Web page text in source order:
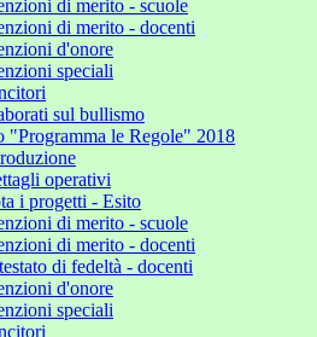
di merito - scuole
di merito - docenti
d'onore
speciali
sul bullismo
"Programma le Regole" 2018
operativi
i progetti - Esito
di merito - scuole
di merito - docenti
di fedeltà - docenti
d'onore
speciali